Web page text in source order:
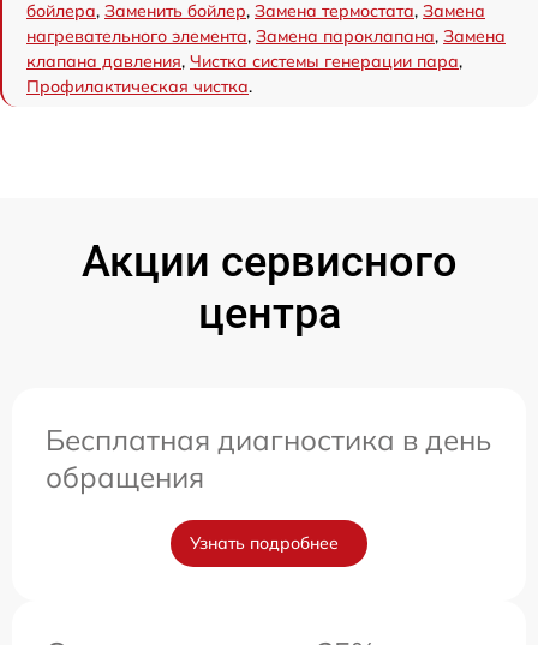
бойлера, Заменить бойлер, Замена термостата, Замена
нагревательного элемента, Замена пароклапана, Замена
клапана давления, Чистка системы генерации пара,
Профилактическая чистка.
Акции сервисного
центра
Бесплатная диагностика в день
обращения
Узнать подробнее